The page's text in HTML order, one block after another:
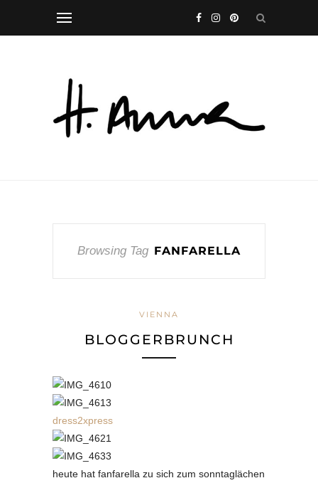
Browsing Tag FANFARELLA
VIENNA
BLOGGERBRUNCH
dress2xpress
heute hat fanfarella zu sich zum sonntaglächen